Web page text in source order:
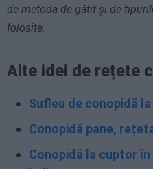
de metoda de gătit și de
folosite.
Alte idei de rețete
Sufleu de conopidă
Conopidă pane,
Conopidă la cuptor